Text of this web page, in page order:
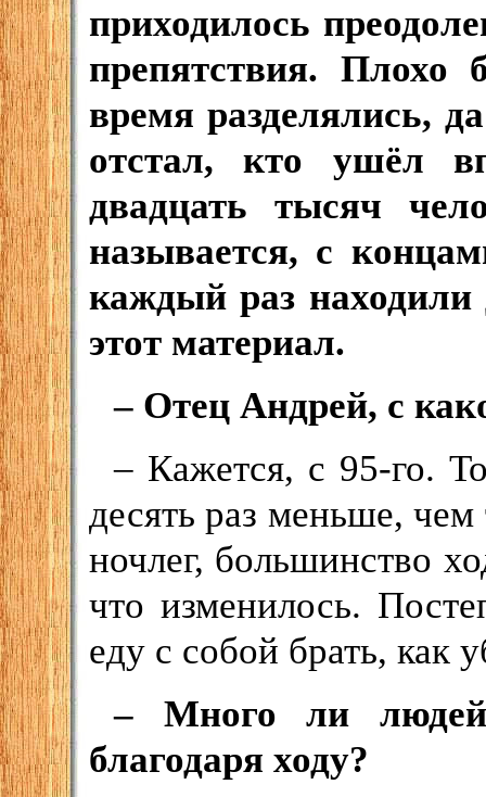
приходилось
препятствия.
время разделялись,
отстал, кто ушёл
двадцать тысяч
называется, с
каждый раз находили
этот материал.
– Отец Андрей, с
– Кажется, с 95-го.
десять раз меньше,
ночлег, большинство
что изменилось.
еду с собой брать, как
– Много ли
благодаря ходу?